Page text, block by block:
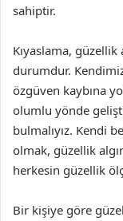
sahiptir.
Kıyaslama, güzellik
durumdur.
özgüven kaybına
olumlu yönde
bulmalıyız. Kendi
olmak, güzellik
herkesin güzellik
Bir kişiye göre